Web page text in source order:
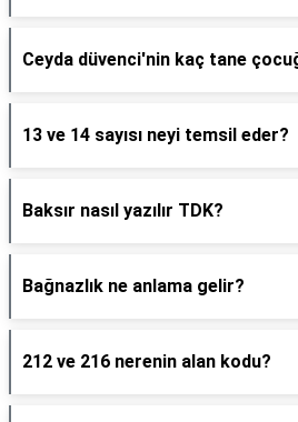
Ceyda düvenci'nin kaç tane
13 ve 14 sayısı neyi temsil eder?
Baksır nasıl yazılır TDK?
Bağnazlık ne anlama gelir?
212 ve 216 nerenin alan kodu?